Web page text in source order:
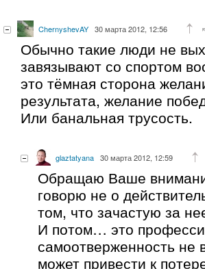
ChernyshevAY 30 марта 2012, 12:56
Обычно такие люди не
завязывают со спортом
это тёмная сторона
результата, желание
Или банальная трусость.
glaztatyana 30 марта 2012, 12:59
Обращаю Ваше
говорю не о
том, что зачастую за
И потом… это
самоотверженность не
может привести к